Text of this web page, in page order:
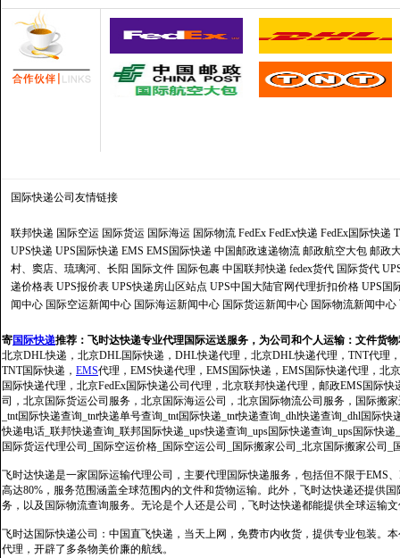
国际快递公司 友情链接
联邦快递 国际空运 国际货运 国际海运 国际物流 FedEx FedEx快递 FedEx国际快递
UPS快递 UPS国际快递 EMS EMS国际快递 中国邮政速递物流 邮政航空大包 邮政
村、窦店、琉璃河、长阳 国际文件 国际包裹 中国联邦快递 fedex货代 国际货代
递价格表 UPS报价表 UPS快递房山区站点 UPS中国大陆官网代理折扣价格 UPS国
闻中心 国际空运新闻中心 国际海运新闻中心 国际货运新闻中心 国际物流新闻中心
寄国际快递推荐： 飞时达快递专业代理国际运送服务，为公司和个人运输：文件货
北京DHL快递，北京DHL国际快递，DHL快递代理，北京DHL快递代理，TNT代理
TNT国际快递， EMS代理，EMS快递代理，EMS国际快递，EMS国际快递代理，北
国际快递代理，北京FedEx国际快递公司代理，北京联邦快递代理，邮政EMS国际
司，北京国际货运公司服务，北京国际海运公司，北京国际物流公司服务，国际搬
_tnt国际快递查询_tnt快递单号查询_tnt国际快递_tnt快递查询_dhl快递查询_dhl国际
快递电话_联邦快递查询_联邦国际快递_ups快递查询_ups国际快递查询_ups国际快
国际货运代理公司_国际空运价格_国际空运公司_国际搬家公司_北京国际搬家公司_
飞时达快递是一家国际运输代理公司，主要代理国际快递服务，包括但不限于EMS
高达80%，服务范围涵盖全球范围内的文件和货物运输。此外，飞时达快递还提供
务，以及国际物流查询服务。无论是个人还是公司，飞时达快递都能提供全球运输
飞时达国际快递公司：中国直飞快递，当天上网，免费市内收货，提供专业包装。
代理，开辟了多条物美价廉的航线。